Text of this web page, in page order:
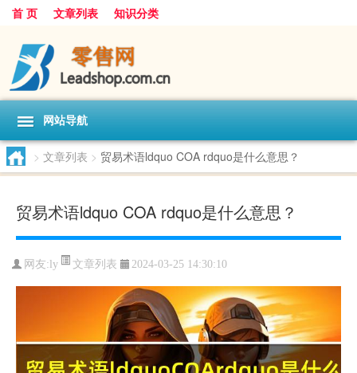
首 页 文章列表 知识分类
网站导航
> 文章列表 > 贸易术语ldquo COA rdquo是什么意思？
贸易术语ldquo COA rdquo是什么意思？
网友:ly 文章列表 2024-03-25 14:30:10